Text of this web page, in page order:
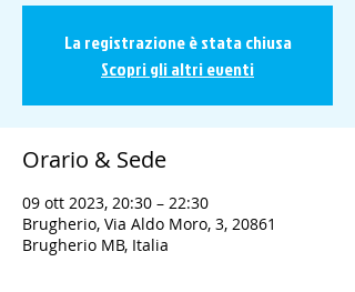
La registrazione è stata chiusa
Scopri gli altri eventi
Orario & Sede
09 ott 2023, 20:30 – 22:30
Brugherio, Via Aldo Moro, 3, 20861
Brugherio MB, Italia